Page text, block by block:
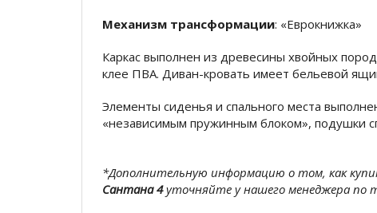
Механизм трансформации: «Еврокнижка»
Каркас выполнен из древесины хвойных
клее ПВА. Диван-кровать имеет бельевой
Элементы сиденья и спального места
«независимым пружинным блоком», подушки
*Дополнительную информацию о том, как
Сантана 4уточняйте у нашего менеджера по